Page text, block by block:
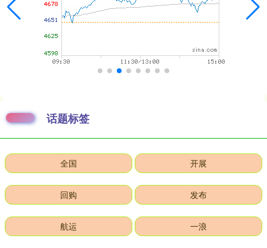
话题标签
全国 开展
回购 发布
航运 一浪